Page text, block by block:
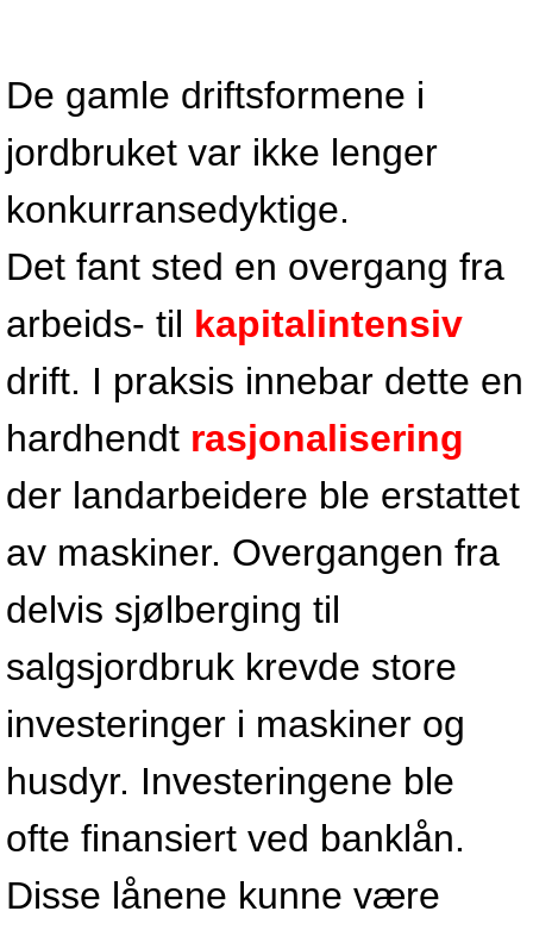
De gamle driftsformene i
jordbruket var ikke lenger
konkurransedyktige.
Det fant sted en overgang fra
arbeids- til kapitalintensiv
drift. I praksis innebar dette en
hardhendt rasjonalisering
der landarbeidere ble erstattet
av maskiner. Overgangen fra
delvis sjølberging til
salgsjordbruk krevde store
investeringer i maskiner og
husdyr. Investeringene ble
ofte finansiert ved banklån.
Disse lånene kunne være